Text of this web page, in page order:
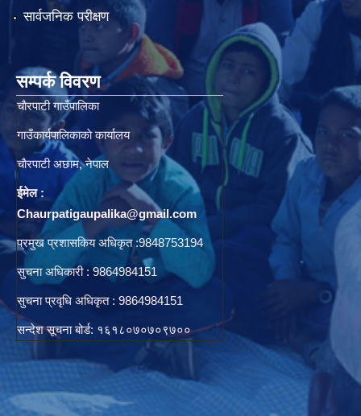
सार्वजनिक परीक्षण
सम्पर्क विवरण
चाैरपाटी गाउँपालिका
गाउँकार्यपालिकाकाे कार्यालय
चाैरपाटी अछाम, नेपाल
ईमेल :
Chaurpatigaupalika@gmail.com
प्रमुख प्रशासकिय अधिकृत :9848753194
सुचना अधिकारी : 9864984151
सुचना प्रवृधि अधिकृत : 9864984151
सन्देश सूचना बोर्ड: १६१८०७०७०९७००